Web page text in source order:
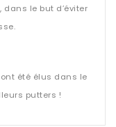
le but d’éviter
ont été élus dans le
putters !